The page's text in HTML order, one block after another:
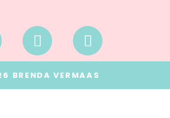
BRENDA VERMAAS